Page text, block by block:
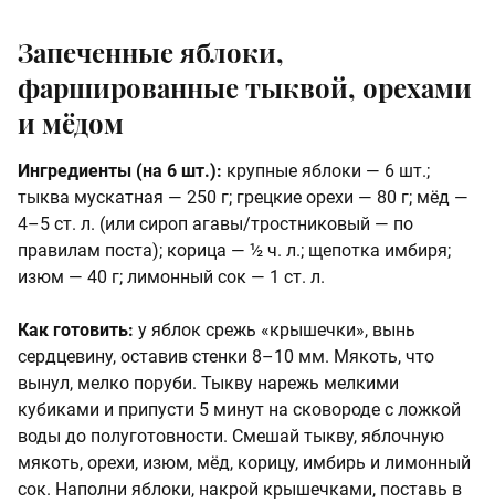
Запеченные яблоки,
фаршированные тыквой, орехами
и мёдом
Ингредиенты (на 6 шт.): крупные яблоки — 6 шт.;
тыква мускатная — 250 г; грецкие орехи — 80 г; мёд —
4–5 ст. л. (или сироп агавы/тростниковый — по
правилам поста); корица — ½ ч. л.; щепотка имбиря;
изюм — 40 г; лимонный сок — 1 ст. л.
Как готовить: у яблок срежь «крышечки», вынь
сердцевину, оставив стенки 8–10 мм. Мякоть, что
вынул, мелко поруби. Тыкву нарежь мелкими
кубиками и припусти 5 минут на сковороде с ложкой
воды до полуготовности. Смешай тыкву, яблочную
мякоть, орехи, изюм, мёд, корицу, имбирь и лимонный
сок. Наполни яблоки, накрой крышечками, поставь в